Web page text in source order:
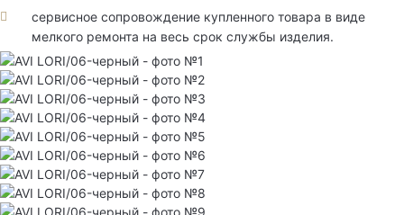
сервисное сопровождение купленного товара в виде
мелкого ремонта на весь срок службы изделия.